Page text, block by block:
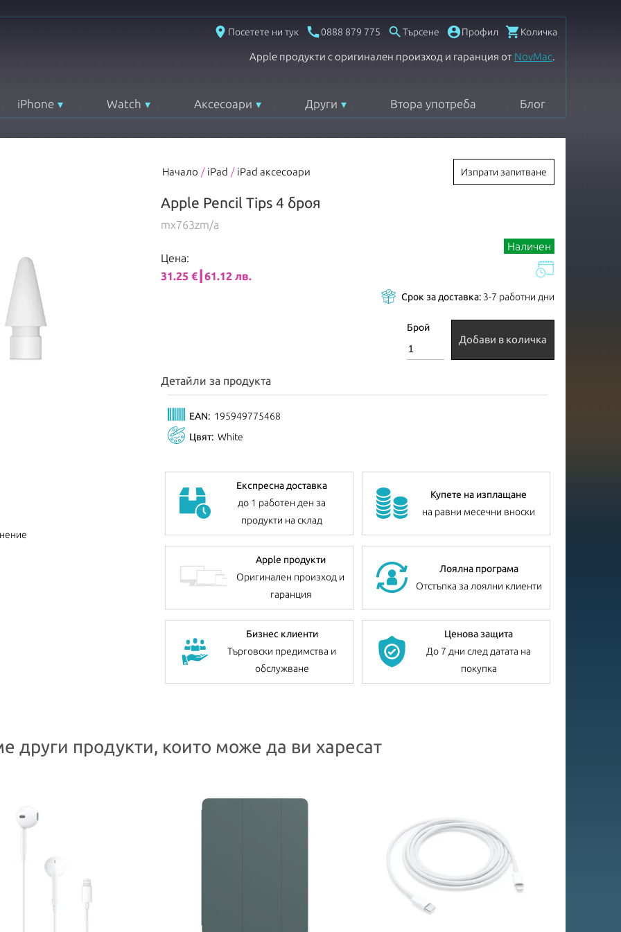
place Посетете ни тук 0888 879 775  Търсене Профил Количка
Apple продукти с оригинален произход и гаранция от NovMac.
iPhone Watch Аксесоари Други Втора употреба Блог
Начало / iPad / iPad аксесоари Изпрати запитване
Apple Pencil Tips 4 броя
mx763zm/a
Цена:
31.25 €┃61.12 лв.
Наличен
Срок за доставка: 3-7 работни дни
Брой
Добави в количка
Детайли за продукта
EAN: 195949775468
Цвят: White
Експресна доставка
до 1 работен ден за
продукти на склад
Купете на изплащане
на равни месечни вноски
Apple продукти
Оригинален произход и
гаранция
Лоялна програма
Отстъпка за лоялни клиенти
Бизнес клиенти
Търговски предимства и
обслужване
Ценова защита
До 7 дни след датата на
покупка
други продукти, които може да ви харесат